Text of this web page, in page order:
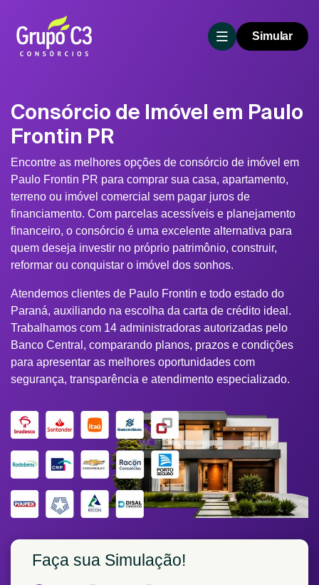
Simular
Consórcio de Imóvel em Paulo
Frontin PR
Encontre as melhores opções de consórcio de imóvel em
Paulo Frontin PR para comprar sua casa, apartamento,
terreno ou imóvel comercial sem pagar juros de
financiamento. Com parcelas acessíveis e planejamento
financeiro, o consórcio é uma excelente alternativa para
quem deseja investir no próprio patrimônio, construir,
reformar ou conquistar o imóvel dos sonhos.
Atendemos clientes de Paulo Frontin e todo estado do
Paraná, auxiliando na escolha da carta de crédito ideal.
Trabalhamos com 14 administradoras autorizadas pelo
Banco Central, comparando planos, prazos e condições
para apresentar as melhores oportunidades com
segurança, transparência e atendimento especializado.
Faça sua Simulação!